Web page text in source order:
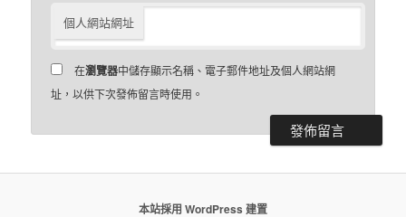
個人網站網址
在瀏覽器中儲存顯示名稱、電子郵件地址及個人網站網
址，以供下次發佈留言時使用。
本站採用 WordPress 建置